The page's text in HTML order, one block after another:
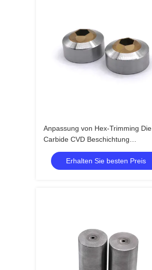
Anpassung von Hex-Trimming Die
Carbide CVD Beschichtung
Industrieform
Erhalten Sie besten Preis